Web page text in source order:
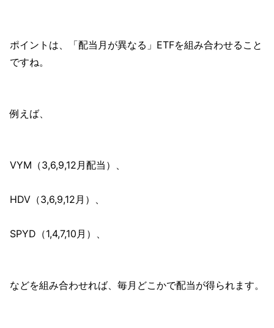
ポイントは、「配当月が異なる」ETFを組み合わせること
ですね。
例えば、
VYM（3,6,9,12月配当）、
HDV（3,6,9,12月）、
SPYD（1,4,7,10月）、
などを組み合わせれば、毎月どこかで配当が得られます。